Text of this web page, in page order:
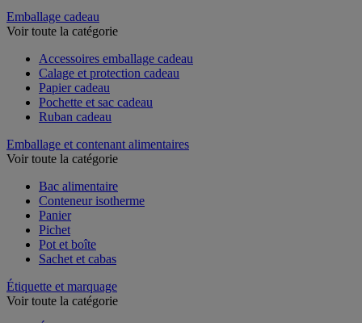
Emballage cadeau
Accessoires emballage cadeau
Calage et protection cadeau
Papier cadeau
Pochette et sac cadeau
Emballage et contenant alimentaires
Bac alimentaire
Conteneur isotherme
Panier
Pichet
Pot et boîte
Étiquette et marquage